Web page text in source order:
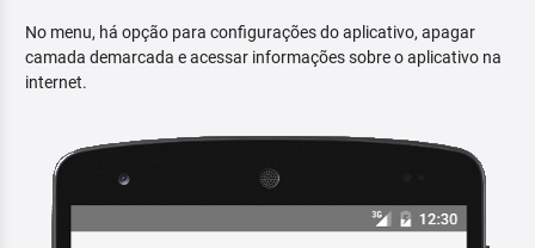
No menu, há opção para configurações do aplicativo, apagar
camada demarcada e acessar informações sobre o aplicativo na
internet.